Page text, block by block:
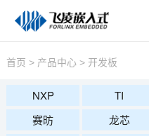
产品中心
行业应用
技术与支持
首页 > 产品中心> 开发板
NXP TI
赛昉
龙芯